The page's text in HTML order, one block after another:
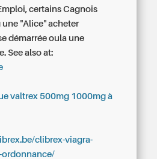
certains Cagnois
une "Alice" acheter
démarrée oula une
See also at:
valtrex 500mg 1000mg à
clibrex-viagra-
ordonnance/